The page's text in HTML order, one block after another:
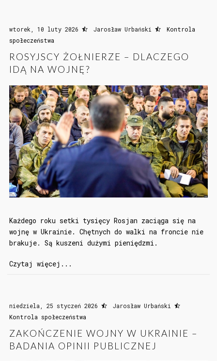
wtorek, 10 luty 2026 Jarosław Urbański
Kontrola
społeczeństwa
ROSYJSCY ŻOŁNIERZE – DLACZEGO
IDĄ NA WOJNĘ?
Każdego roku setki tysięcy Rosjan zaciąga się na
wojnę w Ukrainie. Chętnych do walki na froncie nie
brakuje. Są kuszeni dużymi pieniędzmi.
Czytaj więcej...
niedziela, 25 styczeń 2026
Jarosław Urbański
Kontrola społeczeństwa
ZAKOŃCZENIE WOJNY W UKRAINIE –
BADANIA OPINII PUBLICZNEJ